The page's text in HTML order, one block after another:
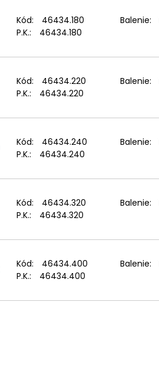
Kód: 46434.180 Balenie:
P.K.:
46434.180
Kód: 46434.220 Balenie:
P.K.:
46434.220
Kód: 46434.240 Balenie:
P.K.:
46434.240
Kód: 46434.320 Balenie:
P.K.:
46434.320
Kód: 46434.400 Balenie:
P.K.:
46434.400